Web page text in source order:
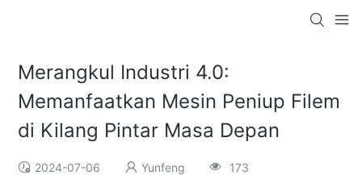
Merangkul Industri 4.0:
Memanfaatkan Mesin Peniup Filem
di Kilang Pintar Masa Depan
2024-07-06 Yunfeng 173